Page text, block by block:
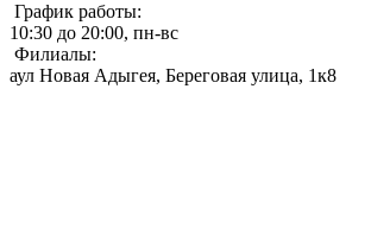
График работы:
10:30 до 20:00, пн-вс
Филиалы:
аул Новая Адыгея, Береговая улица, 1к8